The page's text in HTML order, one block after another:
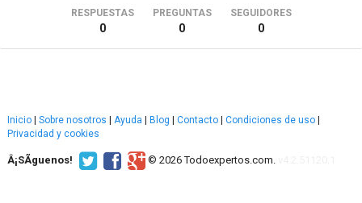
RESPUESTAS
0
PREGUNTAS
0
SEGUIDORES
0
Inicio Sobre nosotros Ayuda Blog Contacto Condiciones de uso
Privacidad y cookies
Â¡SÃ­guenos! © 2026 Todoexpertos.com.